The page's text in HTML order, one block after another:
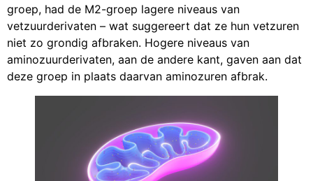
groep, had de M2-groep lagere niveaus van
vetzuurderivaten – wat suggereert dat ze hun vetzuren
niet zo grondig afbraken. Hogere niveaus van
aminozuurderivaten, aan de andere kant, gaven aan dat
deze groep in plaats daarvan aminozuren afbrak.